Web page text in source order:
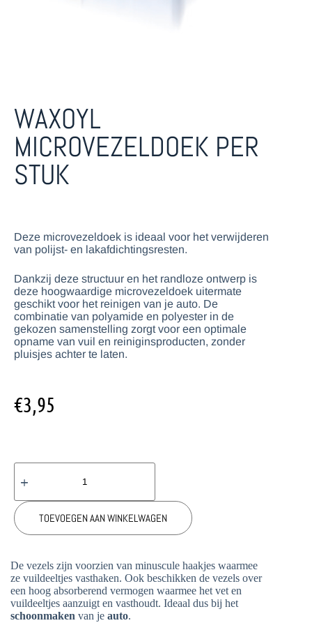
WAXOYL
MICROVEZELDOEK PER
STUK
Deze microvezeldoek is ideaal voor het verwijderen
van polijst- en lakafdichtingsresten.
Dankzij deze structuur en het randloze ontwerp is
deze hoogwaardige microvezeldoek uitermate
geschikt voor het reinigen van je auto. De
combinatie van polyamide en polyester in de
gekozen samenstelling zorgt voor een optimale
opname van vuil en reiniginsproducten, zonder
pluisjes achter te laten.
€3,95
TOEVOEGEN AAN WINKELWAGEN
De vezels zijn voorzien van minuscule haakjes waarmee
ze vuildeeltjes vasthaken. Ook beschikken de vezels over
een hoog absorberend vermogen waarmee het vet en
vuildeeltjes aanzuigt en vasthoudt. Ideaal dus bij het
schoonmaken van je auto.